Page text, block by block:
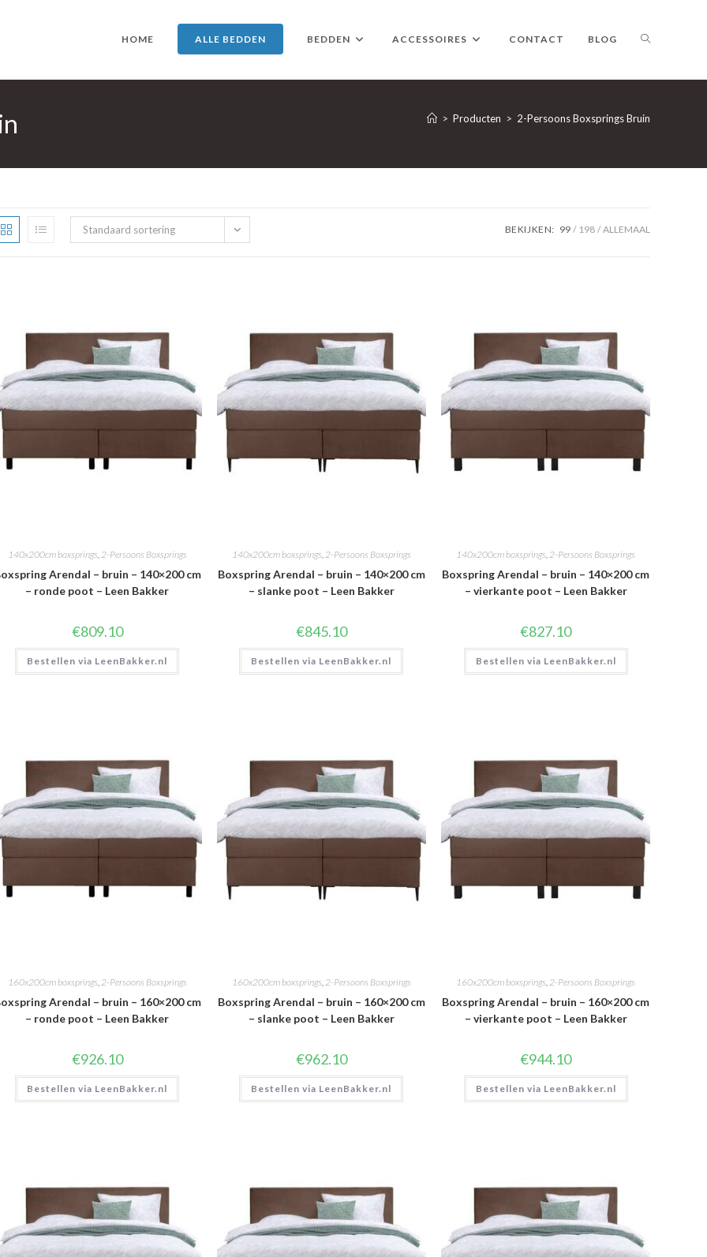
HOME ALLE BEDDEN BEDDEN ACCESSOIRES CONTACT BLOG TOGGLE
WEBSITE
> Producten > 2-Persoons Boxsprings Bruin
Standaard sortering BEKIJKEN: 99 198 ALLEMAAL
140x200cm boxsprings,2-Persoons Boxsprings
Arendal – bruin – 140×200 cm
– ronde poot – Leen Bakker
€809.10
Bestellen via LeenBakker.nl
140x200cm boxsprings,2-Persoons Boxsprings
Boxspring Arendal – bruin – 140×200 cm
– slanke poot – Leen Bakker
€845.10
Bestellen via LeenBakker.nl
140x200cm boxsprings,2-Persoons Boxsprings
Boxspring Arendal – bruin – 140×200 cm
– vierkante poot – Leen Bakker
€827.10
Bestellen via LeenBakker.nl
160x200cm boxsprings 2-Persoons Boxsprings
Arendal – bruin – 160×200 cm
– ronde poot – Leen Bakker
€926.10
Bestellen via LeenBakker.nl
160x200cm boxsprings 2-Persoons Boxsprings
Boxspring Arendal – bruin – 160×200 cm
– slanke poot – Leen Bakker
€962.10
Bestellen via LeenBakker.nl
160x200cm boxsprings 2-Persoons Boxsprings
Boxspring Arendal – bruin – 160×200 cm
– vierkante poot – Leen Bakker
€944.10
Bestellen via LeenBakker.nl